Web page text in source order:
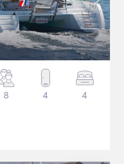
8 4 4